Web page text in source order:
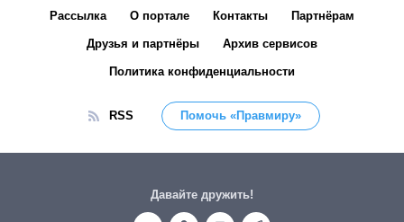
Рассылка О портале Контакты Партнёрам
Друзья и партнёры Архив сервисов
Политика конфиденциальности
RSS Помочь «Правмиру»
Давайте дружить!